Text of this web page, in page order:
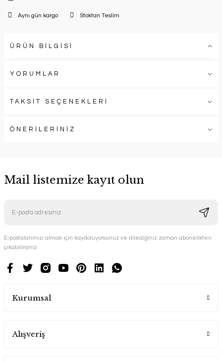
Aynı gün kargo Stoktan Teslim
ÜRÜN BİLGİSİ
YORUMLAR
TAKSİT SEÇENEKLERİ
ÖNERİLERİNİZ
Mail listemize kayıt olun
E-postalarımızı almak için kaydoluyorsunuz ve dilediğiniz zaman abonelikten
çıkabilirsiniz.
Kurumsal
Alışveriş